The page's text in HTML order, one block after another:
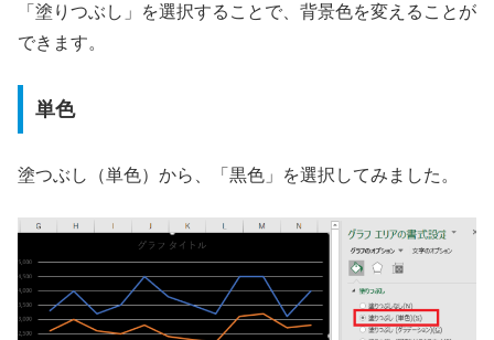
「塗りつぶし」を選択することで、背景色を変えることが
できます。
単色
塗つぶし（単色）から、「黒色」を選択してみました。